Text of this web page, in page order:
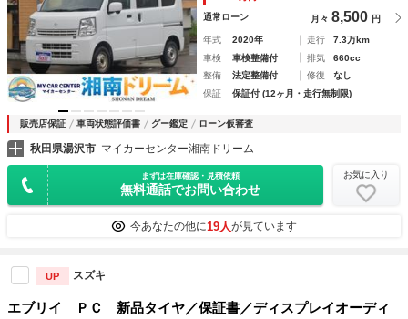
通常ローン 月々 8,500 円
年式 2020年 走行
7.3万km
車検
車検整備付 排気
660cc
整備
法定整備付 修復
なし
保証
保証付 (12ヶ月・走行無制限)
販売店保証 車両状態評価書 グー鑑定 ローン仮審査
秋田県湯沢市 マイカーセンター湘南ドリーム
まずは在庫確認・見積依頼
無料通話でお問い合わせ
お気に入り
今あなたの他に19人が見ています
UP スズキ
エブリイ ＰＣ 新品タイヤ／保証書／ディスプレイオーディ